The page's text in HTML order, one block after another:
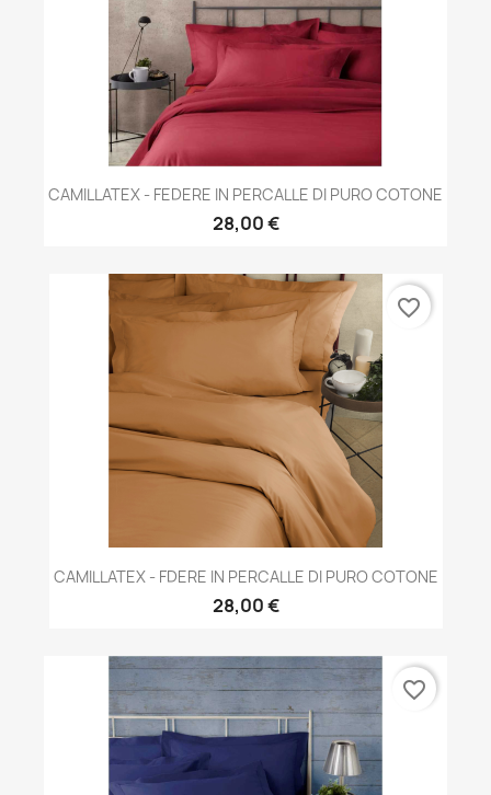
CAMILLATEX - FEDERE IN PERCALLE DI PURO COTONE
28,00 €
CAMILLATEX - FDERE IN PERCALLE DI PURO COTONE
28,00 €
favorite_border
favorite_border